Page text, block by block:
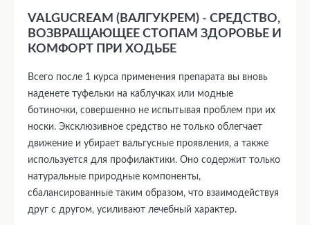
VALGUCREAM (ВАЛГУКРЕМ) - СРЕДСТВО,
ВОЗВРАЩАЮЩЕЕ СТОПАМ ЗДОРОВЬЕ И
КОМФОРТ ПРИ ХОДЬБЕ
Всего после 1 курса применения препарата вы вновь
наденете туфельки на каблучках или модные
ботиночки, совершенно не испытывая проблем при их
носки. Эксклюзивное средство не только облегчает
движение и убирает вальгусные проявления, а также
используется для профилактики. Оно содержит только
натуральные природные компоненты,
сбалансированные таким образом, что взаимодействуя
друг с другом, усиливают лечебный характер.